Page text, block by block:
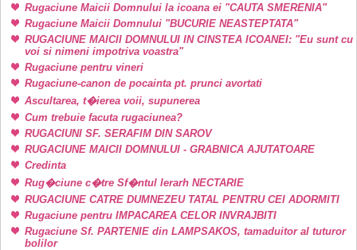
Rugaciune Maicii Domnului la icoana ei "CAUTA SMERENIA"
Rugaciune Maicii Domnului "BUCURIE NEASTEPTATA"
RUGACIUNE MAICII DOMNULUI IN CINSTEA ICOANEI: "Eu sunt cu
voi si nimeni impotriva voastra"
Rugaciune pentru vineri
Rugaciune-canon de pocainta pt. prunci avortati
Ascultarea, t�ierea voii, supunerea
Cum trebuie facuta rugaciunea?
RUGACIUNI SF. SERAFIM DIN SAROV
RUGACIUNE MAICII DOMNULUI - GRABNICA AJUTATOARE
Credinta
Rug�ciune c�tre Sf�ntul Ierarh NECTARIE
RUGACIUNE CATRE DUMNEZEU TATAL PENTRU CEI ADORMITI
Rugaciune pentru IMPACAREA CELOR INVRAJBITI
Rugaciune Sf. PARTENIE din LAMPSAKOS, tamaduitor al tuturor
bolilor